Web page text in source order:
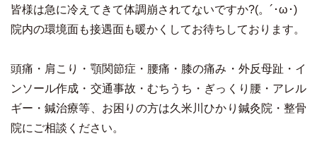
皆様は急に冷えてきて体調崩されてないですか?(。´･ω･)
院内の環境面も接遇面も暖かくしてお待ちしております。
頭痛・肩こり・顎関節症・腰痛・膝の痛み・外反母趾・イ
ンソール作成・交通事故・むちうち・ぎっくり腰・アレル
ギー・鍼治療等、お困りの方は久米川ひかり鍼灸院・整骨
院にご相談ください。